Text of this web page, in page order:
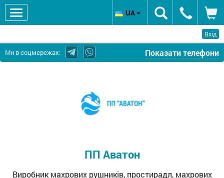
Вхід
Ми в соцмережах: Показати телефони
серветок
ПП Аватон
Виробник махрових рушників, простирадл, махрових
UA